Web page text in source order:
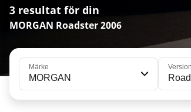
3 resultat för din
MORGAN Roadster 2006
Märke
MORGAN
Version